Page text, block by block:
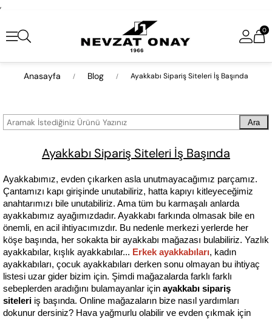
,
0
Anasayfa Blog Ayakkabı Sipariş Siteleri İş Başında
Ara
Ayakkabı Sipariş Siteleri İş Başında
Ayakkabımız, evden çıkarken asla unutmayacağımız parçamız.
Çantamızı kapı girişinde unutabiliriz, hatta kapıyı kitleyeceğimiz
anahtarımızı bile unutabiliriz. Ama tüm bu karmaşalı anlarda
ayakkabımız ayağımızdadır. Ayakkabı farkında olmasak bile en
önemli, en acil ihtiyacımızdır. Bu nedenle merkezi yerlerde her
köşe başında, her sokakta bir ayakkabı mağazası bulabiliriz. Yazlık
ayakkabılar, kışlık ayakkabılar... Erkek ayakkabıları, kadın
ayakkabıları, çocuk ayakkabıları derken sonu olmayan bu ihtiyaç
listesi uzar gider bizim için. Şimdi mağazalarda farklı farklı
sebeplerden aradığını bulamayanlar için ayakkabı sipariş
siteleri iş başında. Online mağazaların bize nasıl yardımları
dokunur dersiniz? Hava yağmurlu olabilir ve evden çıkmak için